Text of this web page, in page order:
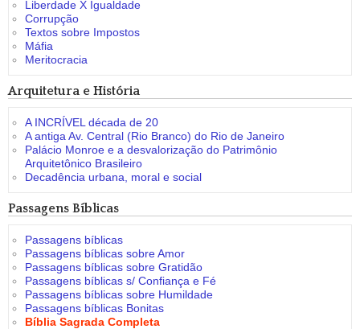
Liberdade X Igualdade
Corrupção
Textos sobre Impostos
Máfia
Meritocracia
Arquitetura e História
A INCRÍVEL década de 20
A antiga Av. Central (Rio Branco) do Rio de Janeiro
Palácio Monroe e a desvalorização do Patrimônio
Arquitetônico Brasileiro
Decadência urbana, moral e social
Passagens Bíblicas
Passagens bíblicas
Passagens bíblicas sobre Amor
Passagens bíblicas sobre Gratidão
Passagens bíblicas s/ Confiança e Fé
Passagens bíblicas sobre Humildade
Passagens bíblicas Bonitas
Bíblia Sagrada Completa